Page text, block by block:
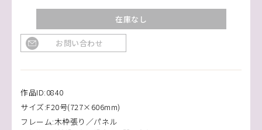
在庫なし
お問い合わせ
作品ID:0840
サイズ:F20号(727×606mm)
フレーム:木枠張り／パネル